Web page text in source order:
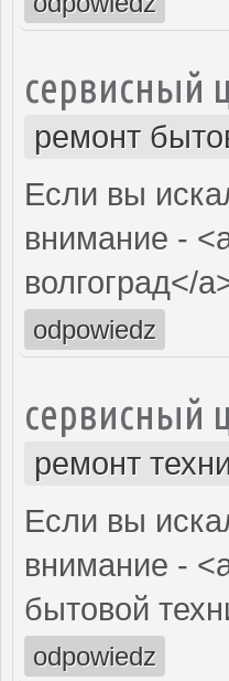
сервисный
ремонт
Если вы
внимание -
волгоград</
odpowiedz
сервисный
ремонт
Если вы
внимание -
бытовой
odpowiedz